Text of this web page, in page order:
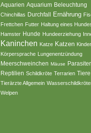
Aquarien Aquarium Beleuchtung
Chinchillas Durchfall Ernährung
Frettchen Futter Haltung eines
Hamster Hunde Hundeerziehung
Kaninchen Katze Katzen
Körpersprache Lungenentzündung
Meerschweinchen Mäuse
Reptilien Schildkröte Terrarien Tiere
Tierärzte Allgemein
Welpen